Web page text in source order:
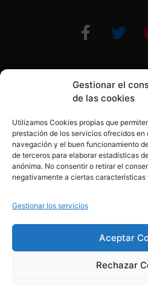
Gestionar el
de las cookies
Utilizamos Cookies propias que
prestación de los servicios ofrecidos en
navegación y el buen funcionamiento
de terceros para elaborar estadísticas
anónima. No consentir o retirar el
negativamente a ciertas características
Gestionar los servicios
Aceptar
Rechazar
Otras formas de ayudar
© 2020, Fundación Alba
Política de privacidad